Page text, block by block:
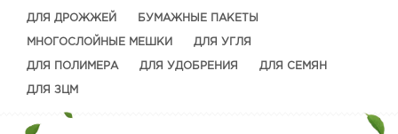
ДЛЯ ДРОЖЖЕЙ БУМАЖНЫЕ ПАКЕТЫ
МНОГОСЛОЙНЫЕ МЕШКИ ДЛЯ УГЛЯ
ДЛЯ ПОЛИМЕРА ДЛЯ УДОБРЕНИЯ ДЛЯ СЕМЯН
ДЛЯ ЗЦМ